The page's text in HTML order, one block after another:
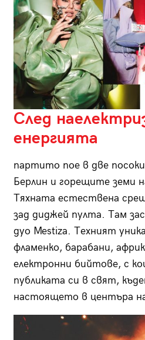
След
енергията
партито пое в две
Берлин и горещите земи
Тяхната естествена
зад диджей пулта. Там
дуо Mestiza. Техният
фламенко, барабани,
електронни бийтове, с
публиката си в свят,
настоящето в центъра